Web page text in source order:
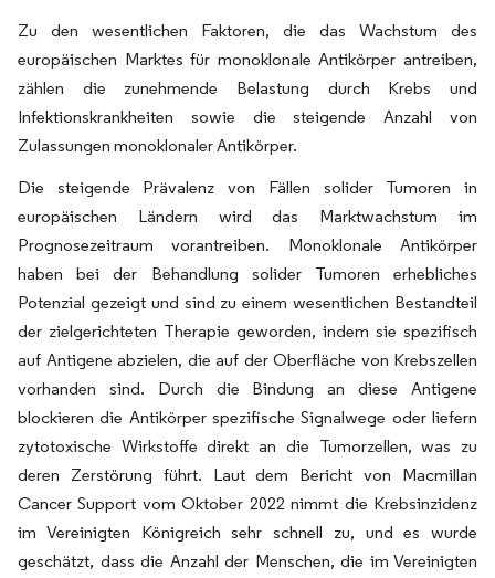
Zu den wesentlichen Faktoren, die das Wachstum des
europäischen Marktes für monoklonale Antikörper antreiben,
zählen die zunehmende Belastung durch Krebs und
Infektionskrankheiten sowie die steigende Anzahl von
Zulassungen monoklonaler Antikörper.
Die steigende Prävalenz von Fällen solider Tumoren in
europäischen Ländern wird das Marktwachstum im
Prognosezeitraum vorantreiben. Monoklonale Antikörper
haben bei der Behandlung solider Tumoren erhebliches
Potenzial gezeigt und sind zu einem wesentlichen Bestandteil
der zielgerichteten Therapie geworden, indem sie spezifisch
auf Antigene abzielen, die auf der Oberfläche von Krebszellen
vorhanden sind. Durch die Bindung an diese Antigene
blockieren die Antikörper spezifische Signalwege oder liefern
zytotoxische Wirkstoffe direkt an die Tumorzellen, was zu
deren Zerstörung führt. Laut dem Bericht von Macmillan
Cancer Support vom Oktober 2022 nimmt die Krebsinzidenz
im Vereinigten Königreich sehr schnell zu, und es wurde
geschätzt, dass die Anzahl der Menschen, die im Vereinigten